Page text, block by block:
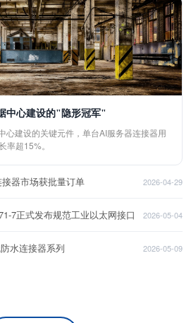
中心建设的"隐形冠军"
心建设的关键元件，单台AI服务器连接器用
率超15%。
器市场获批量订单 2026-04-29
7正式发布规范工业以太网接口 2026-05-04
水连接器系列 2026-05-09